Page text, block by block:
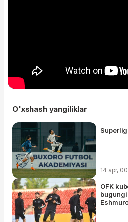
O'xshash yangiliklar
14 apr,
OFK